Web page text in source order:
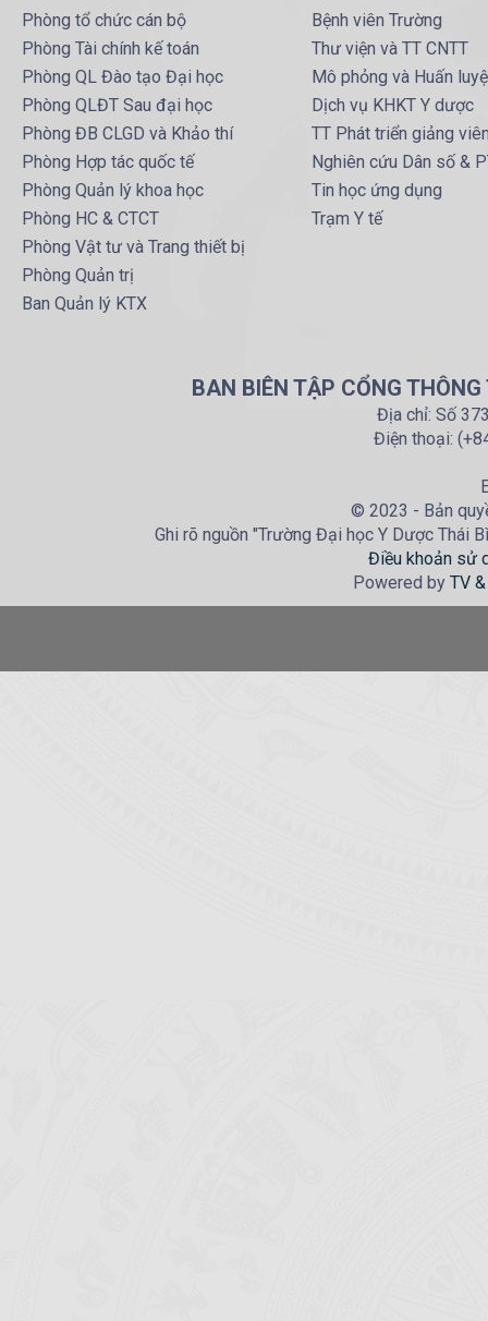
Phòng tổ chức cán bộ
Phòng Tài chính kế toán
Phòng QL Đào tạo Đại học
Phòng QLĐT Sau đại học
Phòng ĐB CLGD và Khảo thí
Phòng Hợp tác quốc tế
Phòng Quản lý khoa học
Phòng HC & CTCT
Phòng Vật tư và Trang thiết bị
Phòng Quản trị
Ban Quản lý KTX
Bệnh viên Trường
Thư viện và TT CNTT
Mô phỏng và Huấn
Dịch vụ KHKT Y dược
TT Phát triển giảng
Nghiên cứu Dân số &
Tin học ứng dụng
Trạm Y tế
BAN BIÊN TẬP CỔNG
Địa chỉ: Số
Điện thoại:
© 2023 - Bản
Ghi rõ nguồn "Trường Đại học Y Dược Thái
Điều khoản sử
Powered by TV